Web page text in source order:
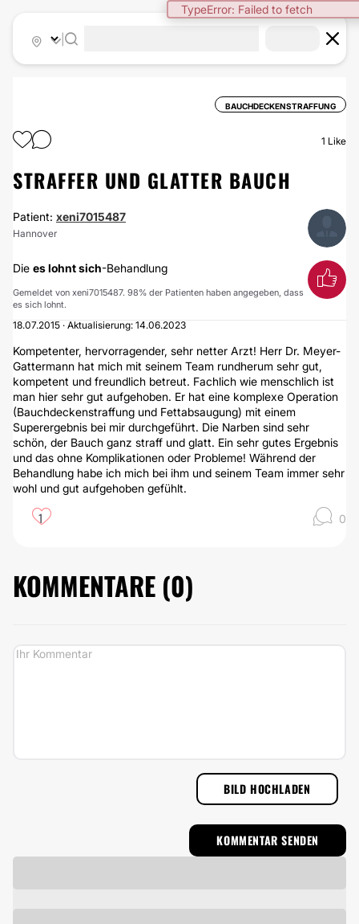
TypeError: Failed to fetch
BAUCHDECKENSTRAFFUNG
1 Like
STRAFFER UND GLATTER BAUCH
Patient: xeni7015487
Hannover
Die es lohnt sich-Behandlung
Gemeldet von xeni7015487. 98% der Patienten haben angegeben, dass
es sich lohnt.
18.07.2015 · Aktualisierung: 14.06.2023
Kompetenter, hervorragender, sehr netter Arzt! Herr Dr. Meyer-
Gattermann hat mich mit seinem Team rundherum sehr gut,
kompetent und freundlich betreut. Fachlich wie menschlich ist
man hier sehr gut aufgehoben. Er hat eine komplexe Operation
(Bauchdeckenstraffung und Fettabsaugung) mit einem
Superergebnis bei mir durchgeführt. Die Narben sind sehr
schön, der Bauch ganz straff und glatt. Ein sehr gutes Ergebnis
und das ohne Komplikationen oder Probleme! Während der
Behandlung habe ich mich bei ihm und seinem Team immer sehr
wohl und gut aufgehoben gefühlt.
1 0
KOMMENTARE (0)
BILD HOCHLADEN